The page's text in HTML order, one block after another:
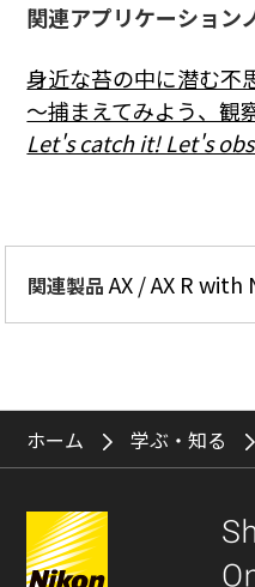
関連アプリケーション
身近な苔の中に潜む
～捕まえてみよう、観
Let's catch it! Let's
関連製品 AX / AX R with
ホーム 学ぶ・知る